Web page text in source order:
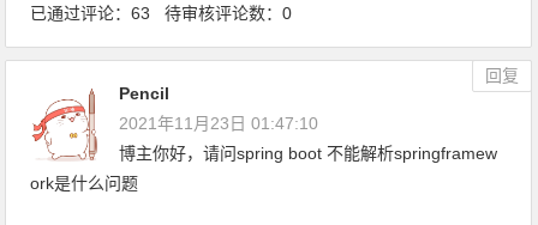
已通过评论：63 待审核评论数：0
Pencil
回复
2021年11月23日 01:47:10
博主你好，请问spring boot 不能解析springframew
ork是什么问题